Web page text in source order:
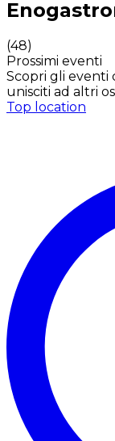
(48)
Prossimi eventi
Scopri gli eventi
unisciti ad altri
Top location